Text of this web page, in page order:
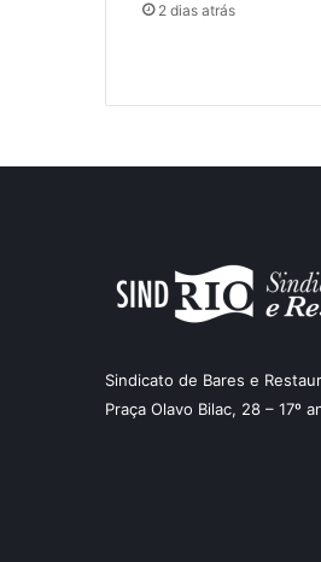
2 dias atrás
Sindicato de Bares e
Praça Olavo Bilac, 28 – 17º